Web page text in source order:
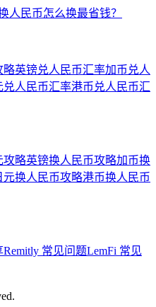
人民币怎么换最省钱？
略英镑兑人民币汇率加币兑人
兑人民币汇率港币兑人民币汇
攻略英镑换人民币攻略加币换
元换人民币攻略港币换人民币
Remitly 常见问题LemFi 常见